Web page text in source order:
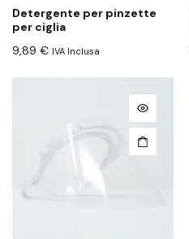
Detergente per pinzette
per ciglia
9,89 € IVA Inclusa